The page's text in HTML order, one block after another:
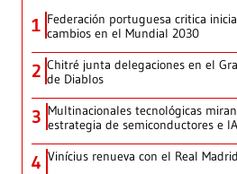
1 Federación portuguesa critica
cambios en el Mundial 2030
2 Chitré junta delegaciones en el
de Diablos
3 Multinacionales tecnológicas
estrategia de semiconductores e IA
4 Vinícius renueva con el Real